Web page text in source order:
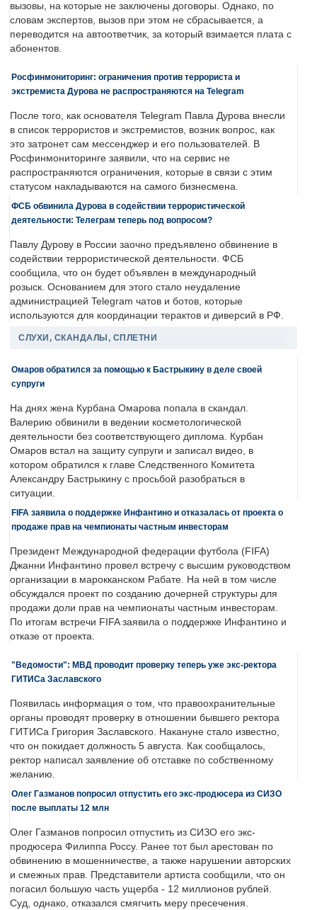
вызовы, на которые не заключены договоры. Однако, по
словам экспертов, вызов при этом не сбрасывается, а
переводится на автоответчик, за который взимается плата с
абонентов.
Росфинмониторинг: ограничения против террориста и
экстремиста Дурова не распространяются на Telegram
После того, как основателя Telegram Павла Дурова внесли
в список террористов и экстремистов, возник вопрос, как
это затронет сам мессенджер и его пользователей. В
Росфинмониторинге заявили, что на сервис не
распространяются ограничения, которые в связи с этим
статусом накладываются на самого бизнесмена.
ФСБ обвинила Дурова в содействии террористической
деятельности: Телеграм теперь под вопросом?
Павлу Дурову в России заочно предъявлено обвинение в
содействии террористической деятельности. ФСБ
сообщила, что он будет объявлен в международный
розыск. Основанием для этого стало неудаление
администрацией Telegram чатов и ботов, которые
используются для координации терактов и диверсий в РФ.
СЛУХИ, СКАНДАЛЫ, СПЛЕТНИ
Омаров обратился за помощью к Бастрыкину в деле своей
супруги
На днях жена Курбана Омарова попала в скандал.
Валерию обвинили в ведении косметологической
деятельности без соответствующего диплома. Курбан
Омаров встал на защиту супруги и записал видео, в
котором обратился к главе Следственного Комитета
Александру Бастрыкину с просьбой разобраться в
ситуации.
FIFA заявила о поддержке Инфантино и отказалась от проекта о
продаже прав на чемпионаты частным инвесторам
Президент Международной федерации футбола (FIFA)
Джанни Инфантино провел встречу с высшим руководством
организации в марокканском Рабате. На ней в том числе
обсуждался проект по созданию дочерней структуры для
продажи доли прав на чемпионаты частным инвесторам.
По итогам встречи FIFA заявила о поддержке Инфантино и
отказе от проекта.
"Ведомости": МВД проводит проверку теперь уже экс-ректора
ГИТИСа Заславского
Появилась информация о том, что правоохранительные
органы проводят проверку в отношении бывшего ректора
ГИТИСа Григория Заславского. Накануне стало известно,
что он покидает должность 5 августа. Как сообщалось,
ректор написал заявление об отставке по собственному
желанию.
Олег Газманов попросил отпустить его экс-продюсера из СИЗО
после выплаты 12 млн
Олег Газманов попросил отпустить из СИЗО его экс-
продюсера Филиппа Россу. Ранее тот был арестован по
обвинению в мошенничестве, а также нарушении авторских
и смежных прав. Представители артиста сообщили, что он
погасил большую часть ущерба - 12 миллионов рублей.
Суд, однако, отказался смягчить меру пресечения.